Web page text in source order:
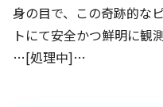
身の目で、この奇跡的な
トにて安全かつ鮮明に観
…[処理中]…